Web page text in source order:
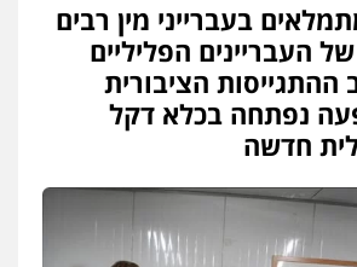
זהבי משרד עורכי דין
משפחה
מעצרים וחקירות עורכי דין לענייני
בעברייני מין רבים
העבריינים הפליליים
ההתגייסות הציבורית
נפתחה בכלא דקל
חדשה